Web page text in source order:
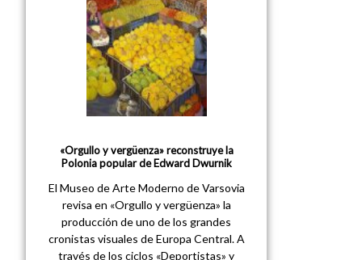
«Orgullo y vergüenza» reconstruye la
Polonia popular de Edward Dwurnik
El Museo de Arte Moderno de Varsovia
revisa en «Orgullo y vergüenza» la
producción de uno de los grandes
cronistas visuales de Europa Central. A
través de los ciclos «Deportistas» y